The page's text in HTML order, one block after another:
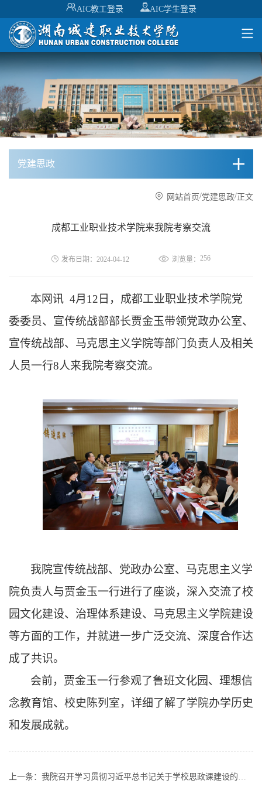
AIC教工登录 AIC学生登录
党建思政
网站首页/党建思政/正文
成都工业职业技术学院来我院考察交流
发布日期：2024-04-12 浏览量： 256
本网讯 4月12日，成都工业职业技术学院党
委委员、宣传统战部部长贾金玉带领党政办公室、
宣传统战部、马克思主义学院等部门负责人及相关
人员一行8人来我院考察交流。
我院宣传统战部、党政办公室、马克思主义学
院负责人与贾金玉一行进行了座谈，深入交流了校
园文化建设、治理体系建设、马克思主义学院建设
等方面的工作，并就进一步广泛交流、深度合作达
成了共识。
会前，贾金玉一行参观了鲁班文化园、理想信
念教育馆、校史陈列室，详细了解了学院办学历史
和发展成就。
上一条： 我院召开学习贯彻习近平总书记关于学校思政课建设的重要指示精神专题研讨会